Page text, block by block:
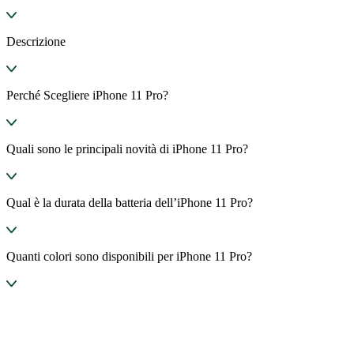
Descrizione
Perché Scegliere iPhone 11 Pro?
Quali sono le principali novità di iPhone 11 Pro?
Qual è la durata della batteria dell’iPhone 11 Pro?
Quanti colori sono disponibili per iPhone 11 Pro?